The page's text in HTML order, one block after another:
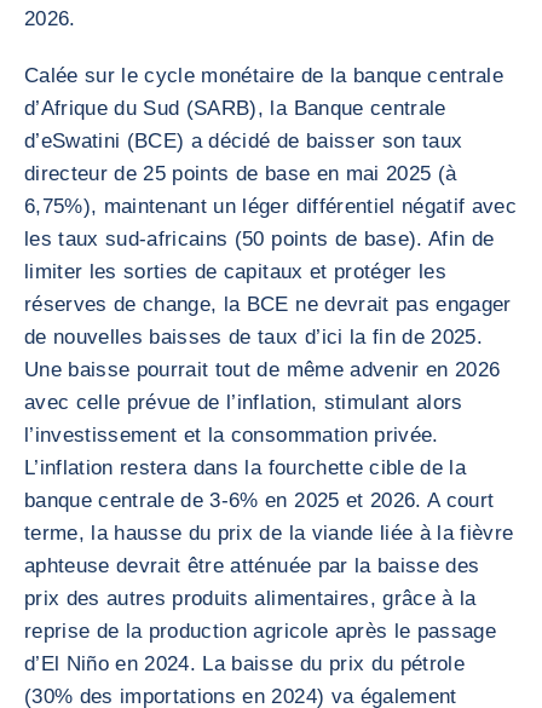
2026.
Calée sur le cycle monétaire de la banque centrale
d’Afrique du Sud (SARB), la Banque centrale
d’eSwatini (BCE) a décidé de baisser son taux
directeur de 25 points de base en mai 2025 (à
6,75%), maintenant un léger différentiel négatif avec
les taux sud-africains (50 points de base). Afin de
limiter les sorties de capitaux et protéger les
réserves de change, la BCE ne devrait pas engager
de nouvelles baisses de taux d’ici la fin de 2025.
Une baisse pourrait tout de même advenir en 2026
avec celle prévue de l’inflation, stimulant alors
l’investissement et la consommation privée.
L’inflation restera dans la fourchette cible de la
banque centrale de 3-6% en 2025 et 2026. A court
terme, la hausse du prix de la viande liée à la fièvre
aphteuse devrait être atténuée par la baisse des
prix des autres produits alimentaires, grâce à la
reprise de la production agricole après le passage
d’El Niño en 2024. La baisse du prix du pétrole
(30% des importations en 2024) va également